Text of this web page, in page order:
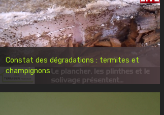
Constat des dégradations : termites et
champignons